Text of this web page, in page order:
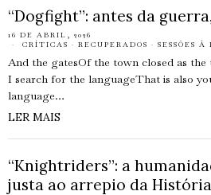
“Dogfight”: antes da
16 DE ABRIL, 2026
CRÍTICAS · RECUPERADOS · SESSÕES
And the gatesOf the town closed as
I search for the languageThat is also
language…
LER MAIS
“Knightriders”: a
justa ao arrepio da História